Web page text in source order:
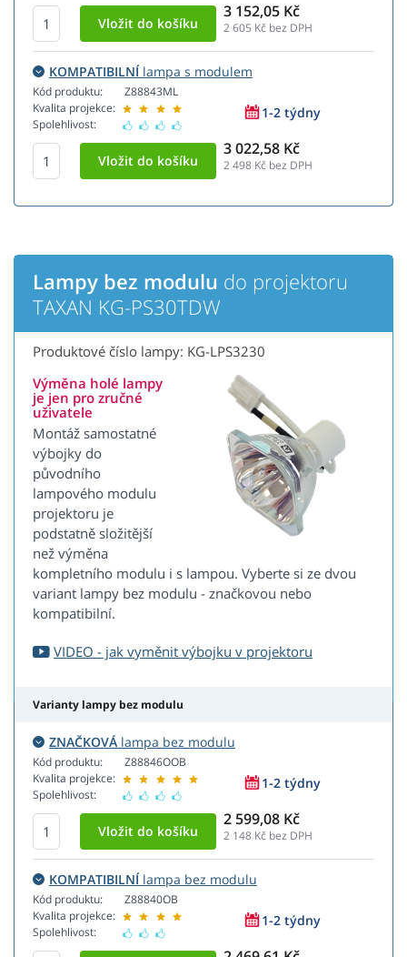
3 152,05 Kč
2 605 Kč bez DPH
KOMPATIBILNÍlampa s modulem
Kód produktu:
Kvalita projekce:
Spolehlivost:
Z88843ML
1-2 týdny
3 022,58 Kč
2 498 Kč bez DPH
Lampy bez modulu do projektoru
TAXAN KG-PS30TDW
Produktové číslo lampy: KG-LPS3230
Výměna holé lampy
je jen pro zručné
uživatele
Montáž samostatné
výbojky do
původního
lampového modulu
projektoru je
podstatně složitější
než výměna
kompletního modulu i s lampou. Vyberte si ze dvou
variant lampy bez modulu - značkovou nebo
kompatibilní.
VIDEO - jak vyměnit výbojku v projektoru
Varianty lampy bez modulu
ZNAČKOVÁ lampa bez modulu
Kód produktu:
Kvalita projekce:
Spolehlivost:
Z88846OOB
1-2 týdny
2 599,08 Kč
2 148 Kč bez DPH
KOMPATIBILNÍlampa bez modulu
Kód produktu:
Kvalita projekce:
Spolehlivost:
Z88840OB
1-2 týdny